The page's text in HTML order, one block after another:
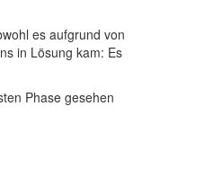
es aufgrund von
in Lösung kam: Es
Phase gesehen